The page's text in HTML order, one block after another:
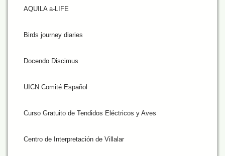
AQUILA a-LIFE
Birds journey diaries
Docendo Discimus
UICN Comité Español
Curso Gratuito de Tendidos Eléctricos y Aves
Centro de Interpretación de Villalar